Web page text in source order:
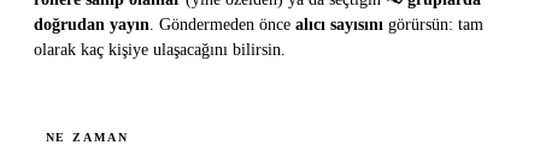
doğrudan yayın . Göndermeden önce alıcı sayısını görürsün: tam
olarak kaç kişiye ulaşacağını bilirsin.
NE ZAMAN